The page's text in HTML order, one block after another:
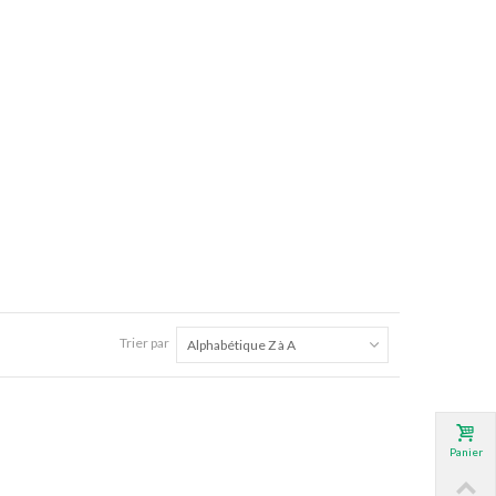
Trier par Alphabétique Z à A
Panier